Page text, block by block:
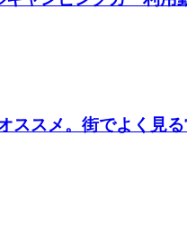
ススメ。街でよく見